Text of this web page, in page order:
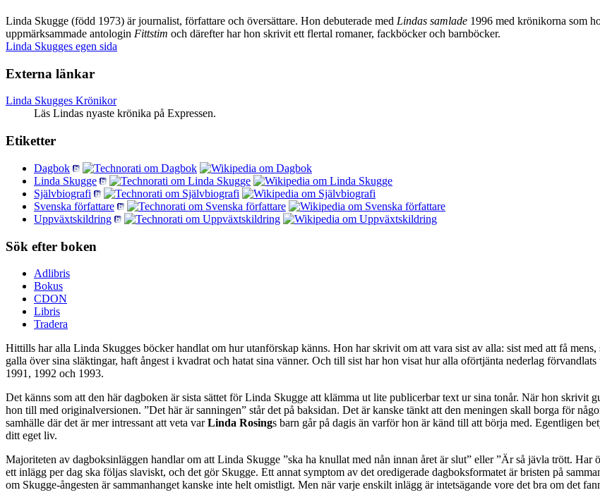
Linda Skugge (född 1973) är journalist, författare och översättare. Hon debuterade med Lindas samlade 1996 med krönikorna som
uppmärksammade antologin Fittstim och därefter har hon skrivit ett flertal romaner, fackböcker och barnböcker.
Linda Skugges egen sida
Externa länkar
Linda Skugges Krönikor
Läs Lindas nyaste krönika på Expressen.
Etiketter
Dagbok
Linda Skugge
Självbiografi
Svenska författare
Uppväxtskildring
Sök efter boken
Adlibris
Bokus
CDON
Libris
Tradera
Hittills har alla Linda Skugges böcker handlat om hur utanförskap känns. Hon har skrivit om att vara sist av alla: sist med att få
galla över sina släktingar, haft ångest i kvadrat och hatat sina vänner. Och till sist har hon visat hur alla oförtjänta nederlag
1991, 1992 och 1993.
Det känns som att den här dagboken är sista sättet för Linda Skugge att klämma ut lite publicerbar text ur sina tonår. När hon
hon till med originalversionen. ”Det här är sanningen” står det på baksidan. Det är kanske tänkt att den meningen skall borga för
samhälle där det är mer intressant att veta varLinda Rosings barn går på dagis än varför hon är känd till att börja med. Egentligen
ditt eget liv.
Majoriteten av dagboksinläggen handlar om att Linda Skugge ”ska ha knullat med nån innan året är slut” eller ”Är så jävla trött.
ett inlägg per dag ska följas slaviskt, och det gör Skugge. Ett annat symptom av det oredigerade dagboksformatet är bristen på
om Skugge-ångesten är sammanhanget kanske inte helt omistligt. Men när varje enskilt inlägg är intetsägande vore det bra om det